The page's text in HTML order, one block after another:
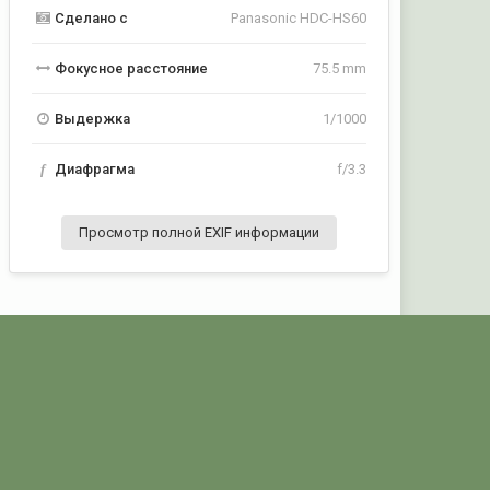
Сделано с Panasonic HDC-HS60
Фокусное расстояние 75.5 mm
Выдержка 1/1000
f Диафрагма f/3.3
Просмотр полной EXIF информации